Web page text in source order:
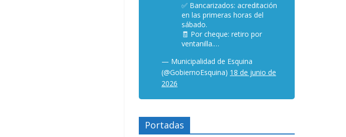
✅ Bancarizados: acreditación
en las primeras horas del
sábado.
🧾 Por cheque: retiro por
ventanilla.…
— Municipalidad de Esquina
(@GobiernoEsquina) 18 de junio de
2026
Portadas